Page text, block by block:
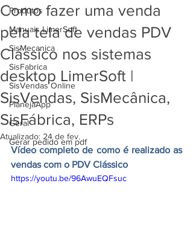
Produtos
Manuais LimerSoft
SisMecanica
SisFabrica
SisVendas Online
PlanejaApp
Geral
Gerar pedido em pdf
Como fazer uma venda
pela tela de vendas PDV
Clássico nos sistemas
desktop LimerSoft |
SisVendas, SisMecânica,
SisFábrica, ERPs
Atualizado: 24 de fev.
Vídeo completo de como é realizado as
vendas com o PDV Clássico
https://youtu.be/96AwuEQFsuc